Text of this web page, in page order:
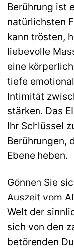
Berührung ist
natürlichsten
kann trösten,
liebevolle
eine
tiefe
Intimität
stärken. Das
Ihr Schlüssel
Berührungen,
Ebene heben.
Gönnen Sie
Auszeit vom
Welt der
sich von den
betörenden